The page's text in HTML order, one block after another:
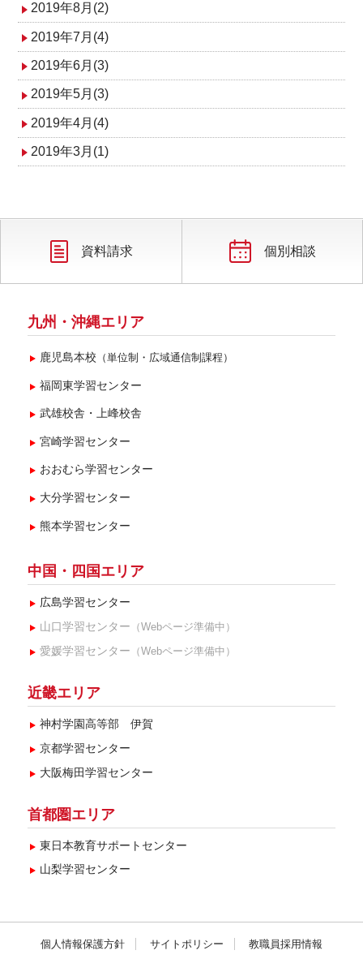
2019年8月(2)
2019年7月(4)
2019年6月(3)
2019年5月(3)
2019年4月(4)
2019年3月(1)
資料請求 個別相談
九州・沖縄エリア
鹿児島本校 （単位制・広域通信制課程）
福岡東学習センター
武雄校舎・上峰校舎
宮崎学習センター
おおむら学習センター
大分学習センター
熊本学習センター
中国・四国エリア
広島学習センター
山口学習センター （Webページ準備中）
愛媛学習センター （Webページ準備中）
近畿エリア
神村学園高等部 伊賀
京都学習センター
大阪梅田学習センター
首都圏エリア
東日本教育サポートセンター
山梨学習センター
個人情報保護方針 サイトポリシー 教職員採用情報